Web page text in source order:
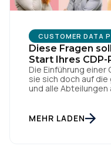
CUSTOMER DATA
Diese Fragen
Start Ihres
Die Einführung einer
sie sich doch auf
und alle Abteilungen
Auswahlverfahren
unterschiedliche
MEHR LADEN